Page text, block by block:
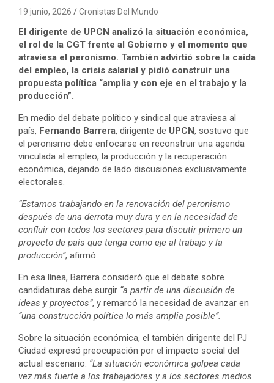
19 junio, 2026 Cronistas Del Mundo
El dirigente de UPCN analizó la situación económica,
el rol de la CGT frente al Gobierno y el momento que
atraviesa el peronismo. También advirtió sobre la caída
del empleo, la crisis salarial y pidió construir una
propuesta política “amplia y con eje en el trabajo y la
producción”.
En medio del debate político y sindical que atraviesa al
país, Fernando Barrera, dirigente de UPCN, sostuvo que
el peronismo debe enfocarse en reconstruir una agenda
vinculada al empleo, la producción y la recuperación
económica, dejando de lado discusiones exclusivamente
electorales.
“Estamos trabajando en la renovación del peronismo
después de una derrota muy dura y en la necesidad de
confluir con todos los sectores para discutir primero un
proyecto de país que tenga como eje al trabajo y la
producción”, afirmó.
En esa línea, Barrera consideró que el debate sobre
candidaturas debe surgir “a partir de una discusión de
ideas y proyectos”, y remarcó la necesidad de avanzar en
“una construcción política lo más amplia posible”.
Sobre la situación económica, el también dirigente del PJ
Ciudad expresó preocupación por el impacto social del
actual escenario: “La situación económica golpea cada
vez más fuerte a los trabajadores y a los sectores medios.